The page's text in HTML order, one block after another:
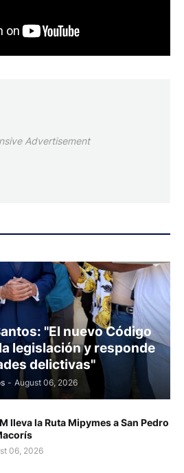
Advertisement
"El nuevo Código
legislación y responde
delictivas"
- August 06, 2026
lleva la Ruta Mipymes a San Pedro
06, 2026